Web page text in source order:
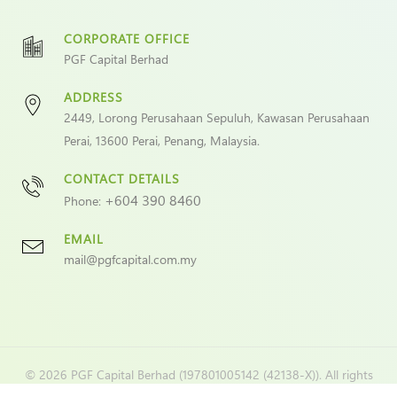
CORPORATE OFFICE
PGF Capital Berhad
ADDRESS
2449, Lorong Perusahaan Sepuluh, Kawasan Perusahaan
Perai, 13600 Perai, Penang, Malaysia.
CONTACT DETAILS
Phone: +604 390 8460
EMAIL
mail@pgfcapital.com.my
© 2026 PGF Capital Berhad (197801005142 (42138-X)). All rights